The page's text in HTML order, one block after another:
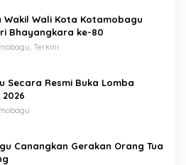
Wakil Wali Kota Kotamobagu
Bhayangkara ke-80
Terkini
Secara Resmi Buka Lomba
Canangkan Gerakan Orang Tua